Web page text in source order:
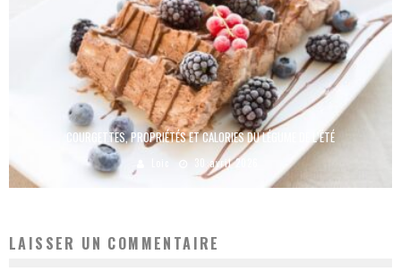
COURGETTES, PROPRIÉTÉS ET CALORIES DU LÉGUME DE L’ÉTÉ
30 avril 2026
LAISSER UN COMMENTAIRE